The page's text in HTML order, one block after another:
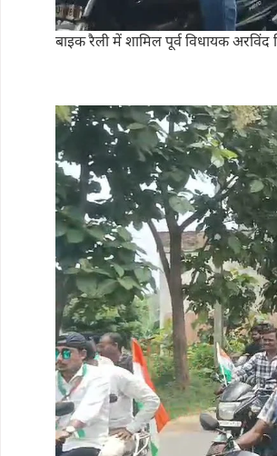
बाइक रैली में शामिल पूर्व विधायक अरविंद